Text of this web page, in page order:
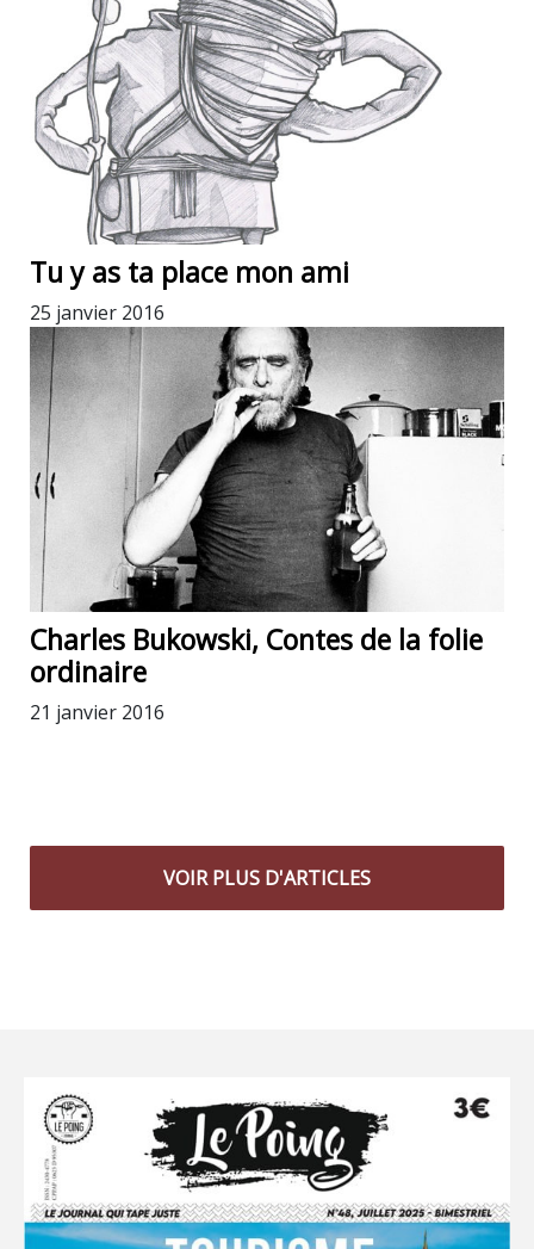
Tu y as ta place mon ami
25 janvier 2016
Charles Bukowski, Contes de la folie
ordinaire
21 janvier 2016
VOIR PLUS D'ARTICLES